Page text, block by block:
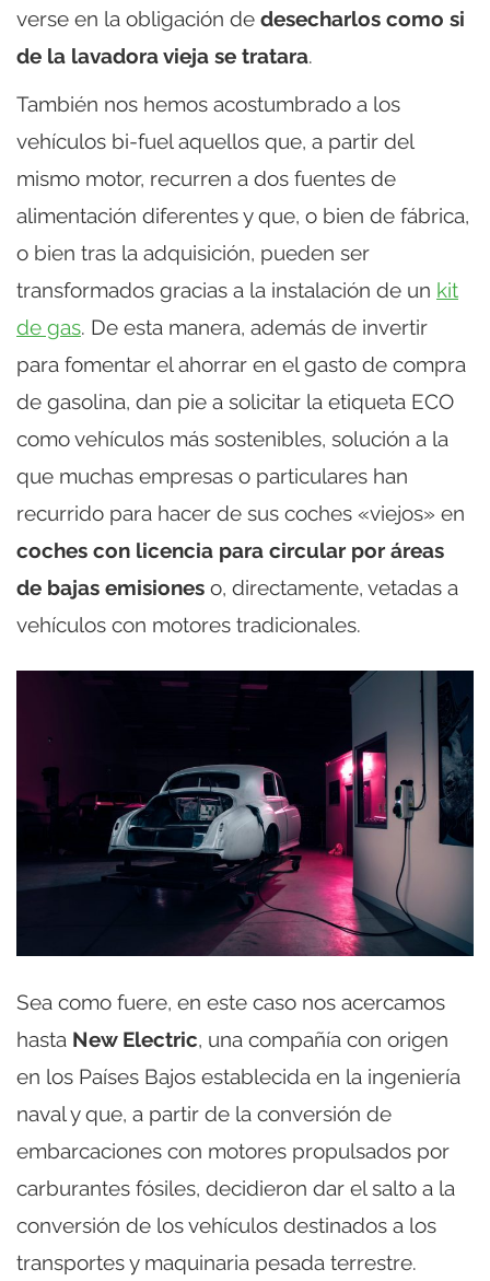
verse en la obligación de desecharlos como si
de la lavadora vieja se tratara.
También nos hemos acostumbrado a los
vehículos bi-fuel aquellos que, a partir del
mismo motor, recurren a dos fuentes de
alimentación diferentes y que, o bien de fábrica,
o bien tras la adquisición, pueden ser
transformados gracias a la instalación de un kit
de gas. De esta manera, además de invertir
para fomentar el ahorrar en el gasto de compra
de gasolina, dan pie a solicitar la etiqueta ECO
como vehículos más sostenibles, solución a la
que muchas empresas o particulares han
recurrido para hacer de sus coches «viejos» en
coches con licencia para circular por áreas
de bajas emisiones o, directamente, vetadas a
vehículos con motores tradicionales.
Sea como fuere, en este caso nos acercamos
hasta New Electric, una compañía con origen
en los Países Bajos establecida en la ingeniería
naval y que, a partir de la conversión de
embarcaciones con motores propulsados por
carburantes fósiles, decidieron dar el salto a la
conversión de los vehículos destinados a los
transportes y maquinaria pesada terrestre.